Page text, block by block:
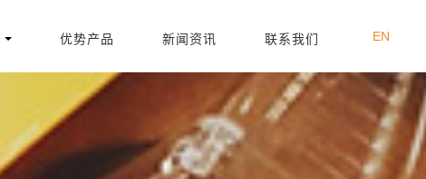
优势产品 新闻资讯 联系我们 EN